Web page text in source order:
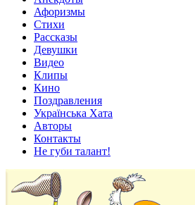
Афоризмы
Стихи
Рассказы
Девушки
Видео
Клипы
Кино
Поздравления
Українська Хата
Авторы
Контакты
Не губи талант!